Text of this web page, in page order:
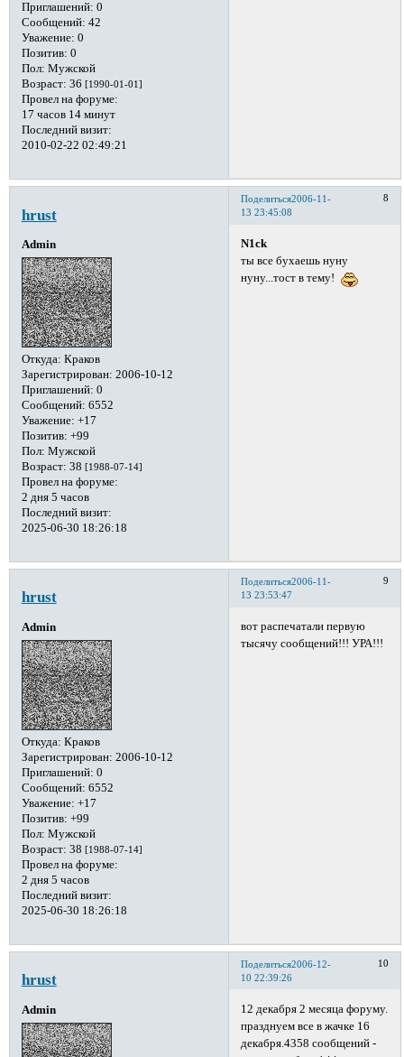
Приглашений: 0
Сообщений: 42
Уважение: 0
Позитив: 0
Пол: Мужской
Возраст: 36 [1990-01-01]
Провел на форуме:
17 часов 14 минут
Последний визит:
2010-02-22 02:49:21
Поделиться 8
2006-11-
13 23:45:08
hrust
Admin
Откуда: Краков
Зарегистрирован: 2006-10-12
Приглашений: 0
Сообщений: 6552
Уважение: +17
Позитив: +99
Пол: Мужской
Возраст: 38 [1988-07-14]
Провел на форуме:
2 дня 5 часов
Последний визит:
2025-06-30 18:26:18
N1ck
ты все бухаешь нуну
нуну...тост в тему!
Поделиться 9
2006-11-
13 23:53:47
hrust
Admin
Откуда: Краков
Зарегистрирован: 2006-10-12
Приглашений: 0
Сообщений: 6552
Уважение: +17
Позитив: +99
Пол: Мужской
Возраст: 38 [1988-07-14]
Провел на форуме:
2 дня 5 часов
Последний визит:
2025-06-30 18:26:18
вот распечатали первую
тысячу сообщений!!! УРА!!!
Поделиться 10
2006-12-
10 22:39:26
hrust
Admin
12 декабря 2 месяца форуму.
празднуем все в жачке 16
декабря.4358 сообщений -